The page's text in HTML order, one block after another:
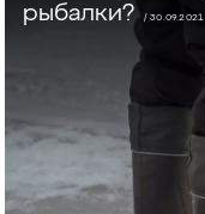
рыбалки? / 30.09.2021